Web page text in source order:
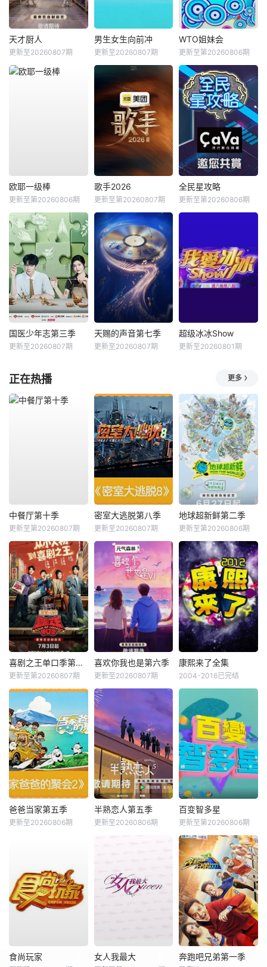
天才厨人
更新至20260807期
男生女生向前冲
更新至20260807期
WTO姐妹会
更新至第20260806期
欧耶一级棒
更新至第20260806期
歌手2026
更新至第20260807期
全民星攻略
更新至第20260806期
国医少年志第三季
更新至20260807期
天赐的声音第七季
更新至20260807期
超级冰冰Show
更新至20260801期
正在热播 更多
中餐厅第十季
更新至第20260807期
密室大逃脱第八季
更新至20260807期
地球超新鲜第二季
更新至第20260806期
喜剧之王单口季第三季
更新至第20260807期
喜欢你我也是第六季
更新至20260807期
康熙来了全集
2004-2016已完结
爸爸当家第五季
更新至20260806期
半熟恋人第五季
更新至20260806期
百变智多星
更新至第20260806期
食尚玩家 女人我最大 奔跑吧兄弟第一季